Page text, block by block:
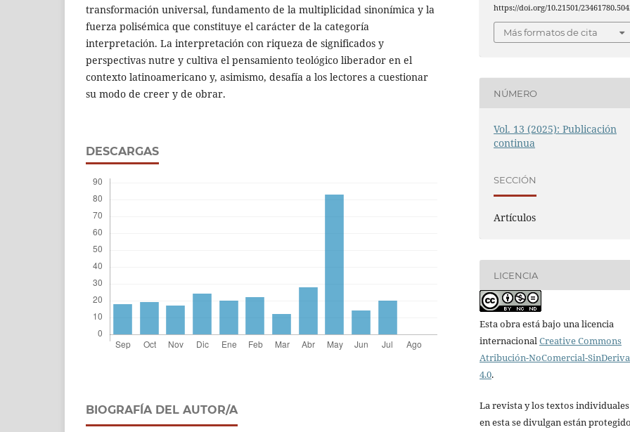
transformación universal, fundamento de la multiplicidad sinonímica y la
fuerza polisémica que constituye el carácter de la categoría
interpretación. La interpretación con riqueza de significados y
perspectivas nutre y cultiva el pensamiento teológico liberador en el
contexto latinoamericano y, asimismo, desafía a los lectores a cuestionar
su modo de creer y de obrar.
DESCARGAS
BIOGRAFÍA DEL AUTOR/A
https://doi.org/10.21501/
Más formatos de cita
NÚMERO
Vol. 13 (2025): Publicación
continua
SECCIÓN
Artículos
LICENCIA
Esta obra está bajo una licencia
internacionalCreative Commons
Atribución-NoComercial-
4.0.
La revista y los textos
en esta se divulgan están